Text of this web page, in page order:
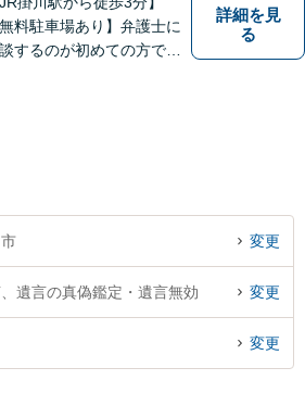
無料駐車場あり】弁護士に
するのが初めての方でも
い。
詳細を見
る
変更
遺言の真偽鑑定・遺言無効 変更
変更